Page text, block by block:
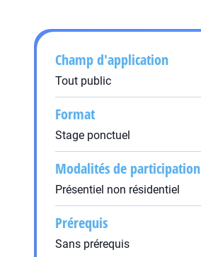
Champ d'application
Tout public
Format
Stage ponctuel
Modalités de participation
Présentiel non résidentiel
Prérequis
Sans prérequis